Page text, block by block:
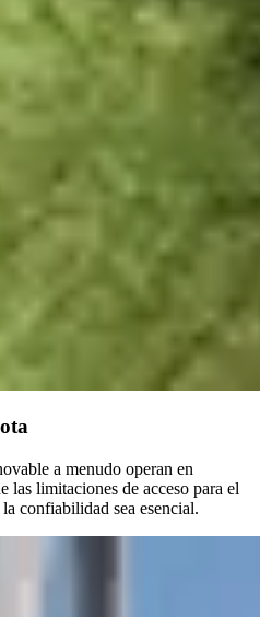
a menudo operan en
las limitaciones de acceso para el
confiabilidad sea esencial.